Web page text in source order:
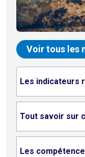
Voir tous les
Les indicateurs
Tout savoir sur
Les